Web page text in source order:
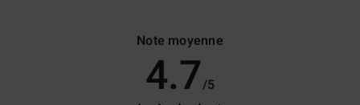
Note moyenne
4.7/5